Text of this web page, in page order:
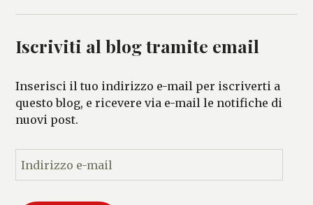
Iscriviti al blog tramite email
Inserisci il tuo indirizzo e-mail per iscriverti a
questo blog, e ricevere via e-mail le notifiche di
nuovi post.
n